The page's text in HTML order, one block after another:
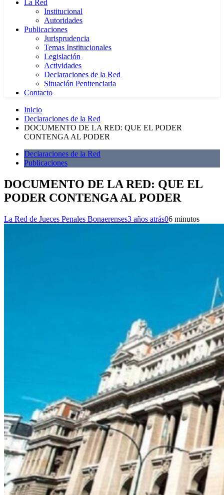
La Red
Institucional
Autoridades
Publicaciones
Jurisprudencia
Temas Institucionales
Legislación
Actividades
Declaraciones de la Red
Situación Penitenciaria
Contacto
Inicio
Declaraciones de la Red
DOCUMENTO DE LA RED: QUE EL PODER
CONTENGA AL PODER
Declaraciones de la Red
Publicaciones
DOCUMENTO DE LA RED: QUE EL
PODER CONTENGA AL PODER
La Red de Jueces Penales Bonaerenses3 años atrás06 minutos